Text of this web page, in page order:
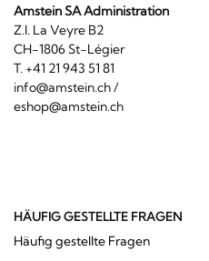
Amstein SA Administration
Z.I. La Veyre B2
CH-1806 St-Légier
T. +41 21 943 51 81
info@amstein.ch/
eshop@amstein.ch
HÄUFIG GESTELLTE FRAGEN
Häufig gestellte Fragen